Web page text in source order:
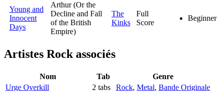
Young and
Innocent
Days
Arthur (Or the
Decline and Fall
of the British
Empire)
The
Kinks
Full
Score
Beginner
Artistes Rockassociés
Nom Tab
Genre
Urge Overkill
2 tabs Rock, Metal, Bande Originale